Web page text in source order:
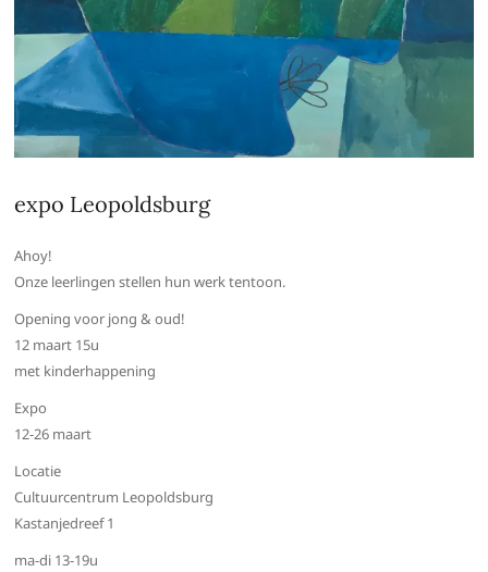
expo Leopoldsburg
Ahoy!
Onze leerlingen stellen hun werk tentoon.
Opening voor jong & oud!
12 maart 15u
met kinderhappening
Expo
12-26 maart
Locatie
Cultuurcentrum Leopoldsburg
Kastanjedreef 1
ma-di 13-19u